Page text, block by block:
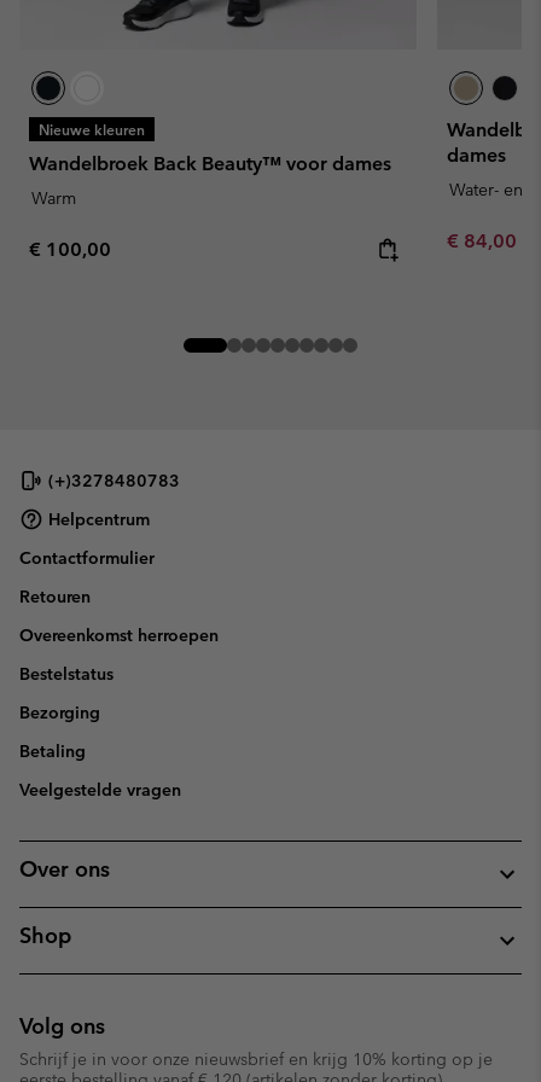
Nieuwe kleuren
Wandelbroek Back Beauty™ voor dames
Warm
Regular price:
€ 100,00
dames
Water- en
Minimum
€ 84,00
(+)3278480783
Helpcentrum
Contactformulier
Retouren
Overeenkomst herroepen
Bestelstatus
Bezorging
Betaling
Veelgestelde vragen
Over ons
Shop
Volg ons
Schrijf je in voor onze nieuwsbrief en krijg 10% korting op je